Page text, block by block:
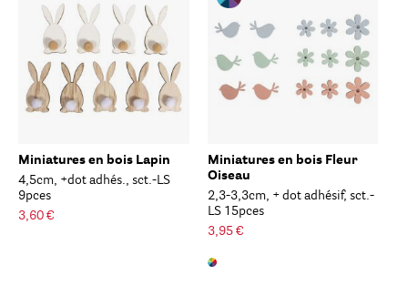
Miniatures en bois Lapin
4,5cm, +dot adhés., sct.-LS
9pces
3,60 €
Miniatures en bois Fleur
Oiseau
2,3-3,3cm, + dot adhésif, sct.-
LS 15pces
3,95 €